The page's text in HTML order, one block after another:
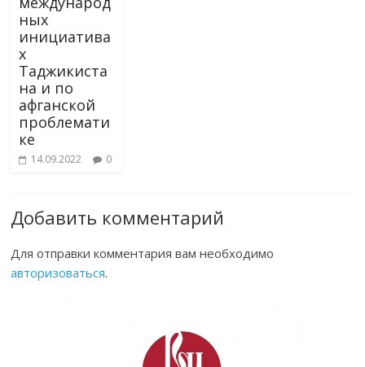
ных
инициатива
х
Таджикиста
на и по
афганской
проблемати
ке
14.09.2022 0
Добавить комментарий
Для отправки комментария вам необходимо
авторизоваться.